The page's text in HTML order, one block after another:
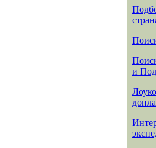
и